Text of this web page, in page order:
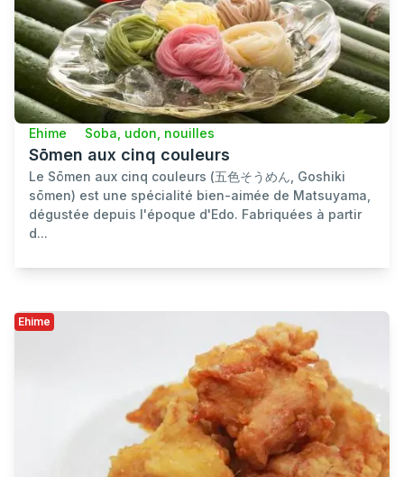
Ehime Soba, udon, nouilles
Sōmen aux cinq couleurs
Le Sōmen aux cinq couleurs (五色そうめん, Goshiki
sōmen) est une spécialité bien-aimée de Matsuyama,
dégustée depuis l'époque d'Edo. Fabriquées à partir
d...
Ehime